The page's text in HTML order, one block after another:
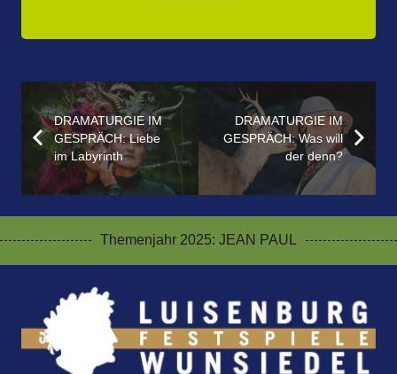
DRAMATURGIE IM
GESPRÄCH: Liebe
im Labyrinth
DRAMATURGIE IM
GESPRÄCH: Was will
der denn?
Themenjahr 2025: JEAN PAUL